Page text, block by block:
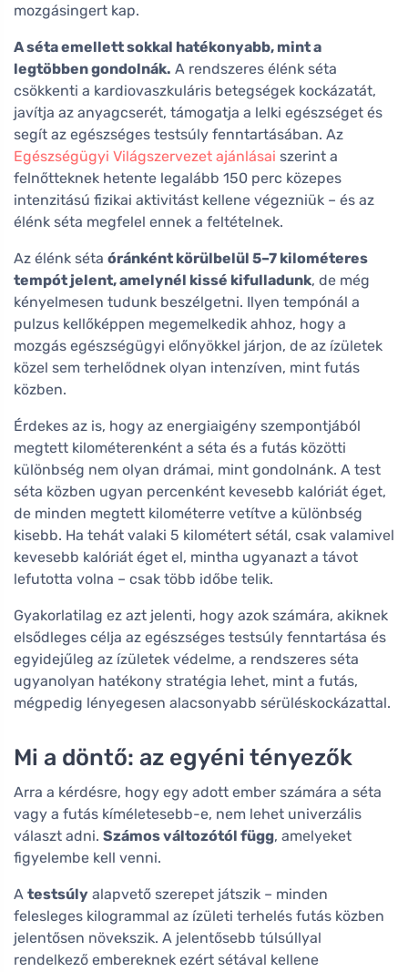
mozgásingert kap.
A séta emellett sokkal hatékonyabb, mint a
legtöbben gondolnák. A rendszeres élénk séta
csökkenti a kardiovaszkuláris betegségek kockázatát,
javítja az anyagcserét, támogatja a lelki egészséget és
segít az egészséges testsúly fenntartásában. Az
Egészségügyi Világszervezet ajánlásai szerint a
felnőtteknek hetente legalább 150 perc közepes
intenzitású fizikai aktivitást kellene végezniük – és az
élénk séta megfelel ennek a feltételnek.
Az élénk séta óránként körülbelül 5–7 kilométeres
tempót jelent, amelynél kissé kifulladunk, de még
kényelmesen tudunk beszélgetni. Ilyen tempónál a
pulzus kellőképpen megemelkedik ahhoz, hogy a
mozgás egészségügyi előnyökkel járjon, de az ízületek
közel sem terhelődnek olyan intenzíven, mint futás
közben.
Érdekes az is, hogy az energiaigény szempontjából
megtett kilométerenként a séta és a futás közötti
különbség nem olyan drámai, mint gondolnánk. A test
séta közben ugyan percenként kevesebb kalóriát éget,
de minden megtett kilométerre vetítve a különbség
kisebb. Ha tehát valaki 5 kilométert sétál, csak valamivel
kevesebb kalóriát éget el, mintha ugyanazt a távot
lefutotta volna – csak több időbe telik.
Gyakorlatilag ez azt jelenti, hogy azok számára, akiknek
elsődleges célja az egészséges testsúly fenntartása és
egyidejűleg az ízületek védelme, a rendszeres séta
ugyanolyan hatékony stratégia lehet, mint a futás,
mégpedig lényegesen alacsonyabb sérüléskockázattal.
Mi a döntő: az egyéni tényezők
Arra a kérdésre, hogy egy adott ember számára a séta
vagy a futás kíméletesebb-e, nem lehet univerzális
választ adni. Számos változótól függ, amelyeket
figyelembe kell venni.
A testsúly alapvető szerepet játszik – minden
felesleges kilogrammal az ízületi terhelés futás közben
jelentősen növekszik. A jelentősebb túlsúllyal
rendelkező embereknek ezért sétával kellene